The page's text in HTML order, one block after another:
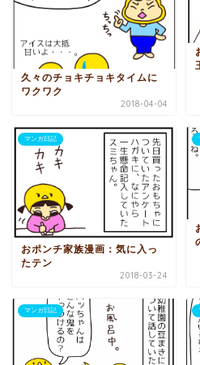
久々のチョキチョキタイムに
ワクワク
2018-04-04
マンガ日記
おポンチ家族漫画：気に入っ
たテン
2018-03-24
マンガ日記